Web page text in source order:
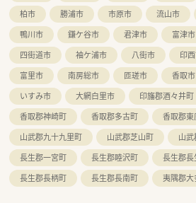
柏市
勝浦市 市原市 流山市
鴨川市
鎌ケ谷市 君津市 富津市
四街道市
袖ケ浦市 八街市 印
富里市
南房総市 匝瑳市 香取市
いすみ市
大網白里市 印旛郡酒々井町
香取郡神崎町
香取郡多古町
香取郡東
山武郡九十九里町
山武郡芝山町
山
長生郡一宮町
長生郡睦沢町 長生郡長
長生郡長柄町
長生郡長南町 夷隅郡